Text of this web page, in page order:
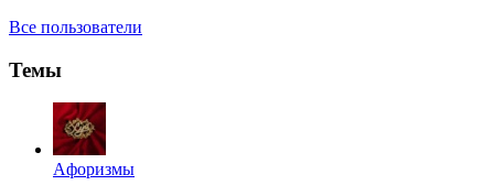
Все пользователи
Темы
Aфоризмы